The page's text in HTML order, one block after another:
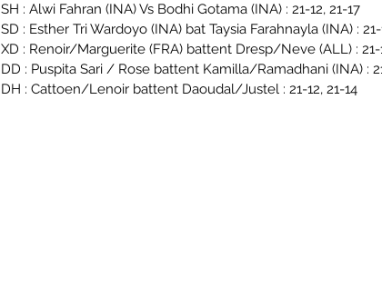
SH : Alwi Fahran (INA) Vs Bodhi Gotama (INA) : 21-12, 21-17
SD : Esther Tri Wardoyo (INA) bat Taysia Farahnayla (INA) : 21-
XD : Renoir/Marguerite (FRA) battent Dresp/Neve (ALL) : 21-
DD : Puspita Sari / Rose battent Kamilla/Ramadhani (INA) :
DH : Cattoen/Lenoir battent Daoudal/Justel : 21-12, 21-14